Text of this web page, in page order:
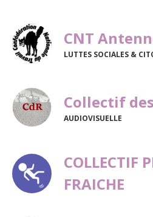
CNT
LUTTES SOCIALES &
Collectif
AUDIOVISUELLE
COLLECTIF
FRAICHE